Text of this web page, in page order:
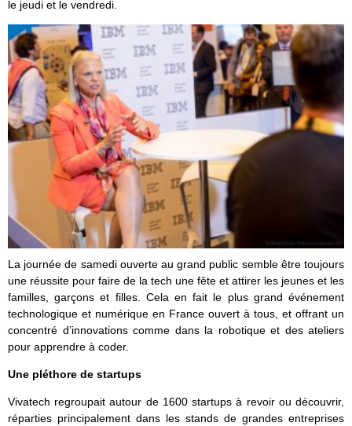
le jeudi et le vendredi.
La journée de samedi ouverte au grand public semble être toujours
une réussite pour faire de la tech une fête et attirer les jeunes et les
familles, garçons et filles. Cela en fait le plus grand événement
technologique et numérique en France ouvert à tous, et offrant un
concentré d’innovations comme dans la robotique et des ateliers
pour apprendre à coder.
Une pléthore de startups
Vivatech regroupait autour de 1600 startups à revoir ou découvrir,
réparties principalement dans les stands de grandes entreprises